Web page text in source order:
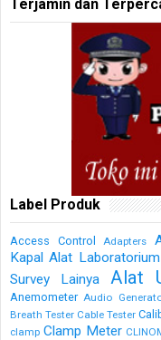
Terjamin dan
Label Produk
Access Control Adapters
Kapal Alat Laboratorium
Survey Lainya
Alat
Anemometer Audio
Breath Tester Cable Tester
clamp Clamp Meter